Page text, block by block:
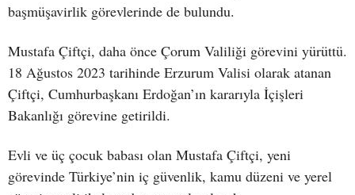
başmüşavirlik görevlerinde de bulundu.
Mustafa Çiftçi, daha önce Çorum Valiliği görevini yürüttü.
18 Ağustos 2023 tarihinde Erzurum Valisi olarak atanan
Çiftçi, Cumhurbaşkanı Erdoğan’ın kararıyla İçişleri
Bakanlığı görevine getirildi.
Evli ve üç çocuk babası olan Mustafa Çiftçi, yeni
görevinde Türkiye’nin iç güvenlik, kamu düzeni ve yerel